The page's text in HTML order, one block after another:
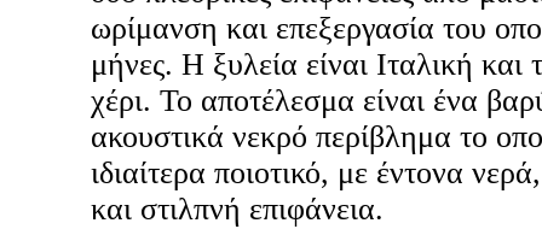
ωρίμανση και επεξεργασία του
μήνες. Η ξυλεία είναι Ιταλική και
χέρι. Το αποτέλεσμα είναι ένα
ακουστικά νεκρό περίβλημα το
ιδιαίτερα ποιοτικό, με έντονα
και στιλπνή επιφάνεια.